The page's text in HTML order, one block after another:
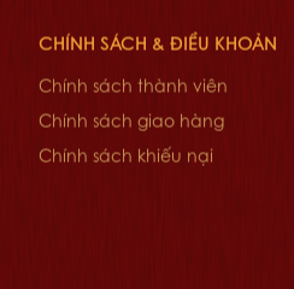
CHÍNH SÁCH & ĐIỀU KHOẢN
Chính sách thành viên
Chính sách giao hàng
Chính sách khiếu nại